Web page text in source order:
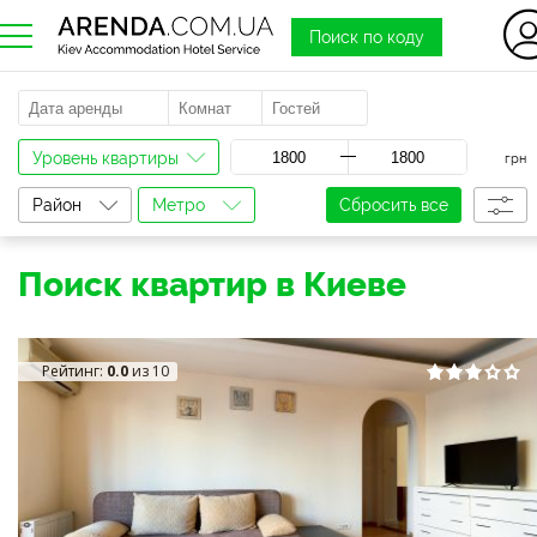
Поиск по коду
Уровень квартиры грн
Район Метро Сбросить все
Поиск квартир в Киеве
Рейтинг: 0.0 из 10